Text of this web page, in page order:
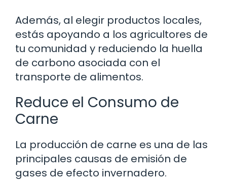
Además, al elegir productos locales,
estás apoyando a los agricultores de
tu comunidad y reduciendo la huella
de carbono asociada con el
transporte de alimentos.
Reduce el Consumo de
Carne
La producción de carne es una de las
principales causas de emisión de
gases de efecto invernadero.